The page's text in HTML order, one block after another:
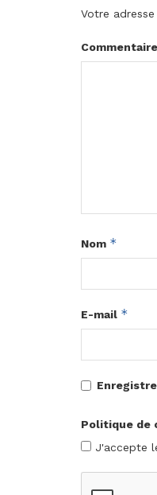
Votre
Commentaire
Nom *
E-mail *
Politique de
J'accepte